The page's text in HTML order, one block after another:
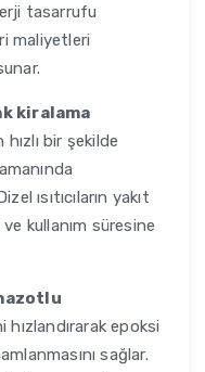
tasarrufu
maliyetleri
kiralama
hızlı bir şekilde
ısıtıcıların yakıt
kullanım süresine
hızlandırarak epoksi
sağlar.